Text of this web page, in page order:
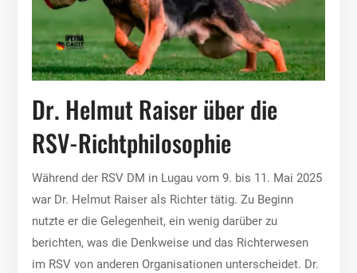
Dr. Helmut Raiser über die
RSV-Richtphilosophie
Während der RSV DM in Lugau vom 9. bis 11. Mai 2025
war Dr. Helmut Raiser als Richter tätig. Zu Beginn
nutzte er die Gelegenheit, ein wenig darüber zu
berichten, was die Denkweise und das Richterwesen
im RSV von anderen Organisationen unterscheidet. Dr.